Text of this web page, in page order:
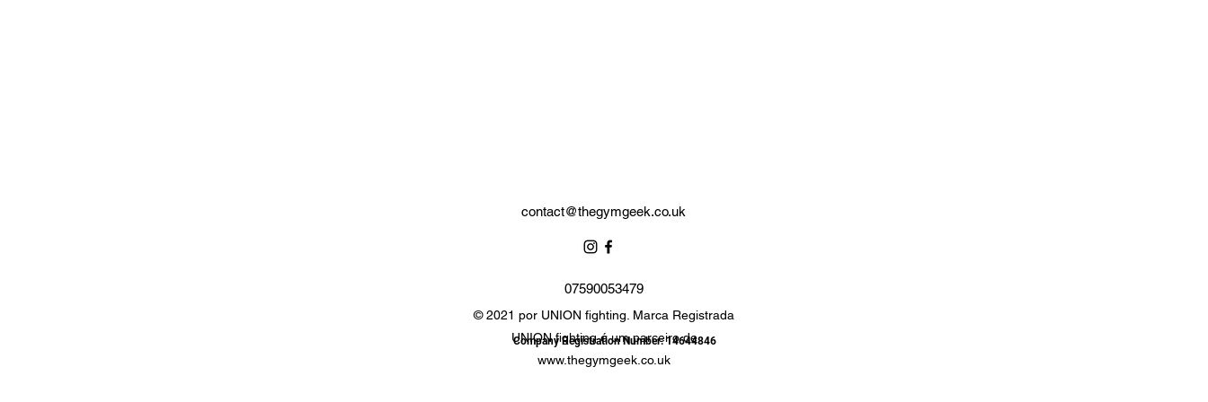
contact@thegymgeek.co.uk
07590053479
© 2021 por UNION fighting. Marca Registrada
UNION fighting é um parceiro de
www.thegymgeek.co.uk
Company Registration Number: 14644846